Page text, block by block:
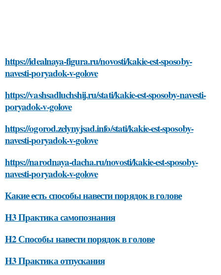
https://idealnaya-figura.ru/novosti/kakie-est-sposoby-
navesti-poryadok-v-golove
https://vashsadluchshij.ru/stati/kakie-est-sposoby-navesti-
poryadok-v-golove
https://ogorod.zelynyjsad.info/stati/kakie-est-sposoby-
navesti-poryadok-v-golove
https://narodnaya-dacha.ru/novosti/kakie-est-sposoby-
navesti-poryadok-v-golove
Какие есть способы навести порядок в голове
H3 Практика самопознания
H2 Способы навести порядок в голове
H3 Практика отпускания